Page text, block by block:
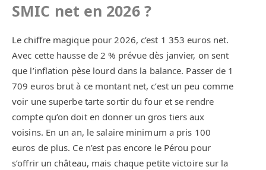
SMIC net en 2026 ?
Le chiffre magique pour 2026, c’est 1 353 euros net.
Avec cette hausse de 2 % prévue dès janvier, on sent
que l’inflation pèse lourd dans la balance. Passer de 1
709 euros brut à ce montant net, c’est un peu comme
voir une superbe tarte sortir du four et se rendre
compte qu’on doit en donner un gros tiers aux
voisins. En un an, le salaire minimum a pris 100
euros de plus. Ce n’est pas encore le Pérou pour
s’offrir un château, mais chaque petite victoire sur la